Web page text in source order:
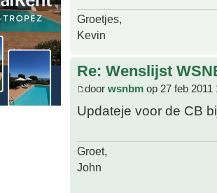
Groetjes,
Kevin
Re: Wenslijst
door wsnbm op 27 feb 2011
Updateje voor de CB
Groet,
John